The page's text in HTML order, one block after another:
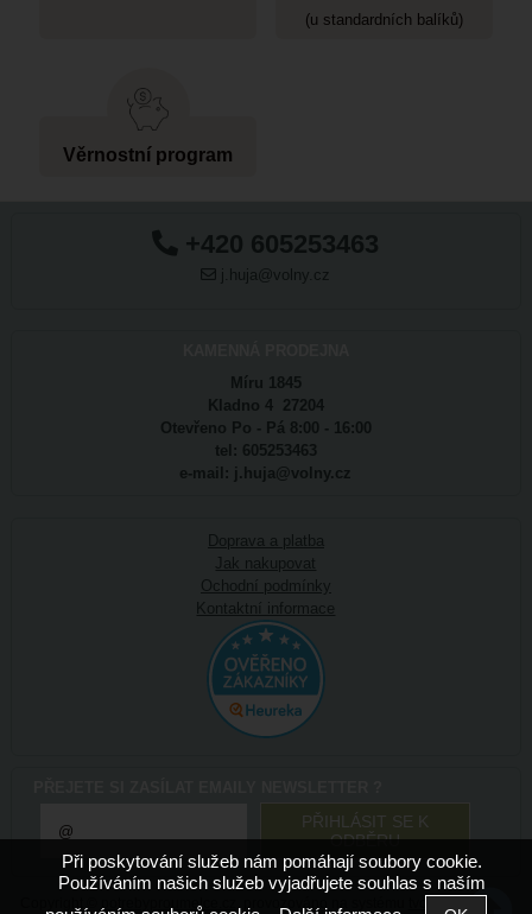
(u standardních balíků)
Věrnostní program
+420 605253463
j.huja@volny.cz
Míru 1845
Kladno 4 27204
Otevřeno Po - Pá 8:00 - 16:00
tel: 605253463
e-mail: j.huja@volny.cz
Doprava a platba
Jak nakupovat
Ochodní podmínky
Kontaktní informace
potrebyproumelce.cz
Při poskytování služeb nám pomáhají soubory cookie.
Používáním našich služeb vyjadřujete souhlas s naším